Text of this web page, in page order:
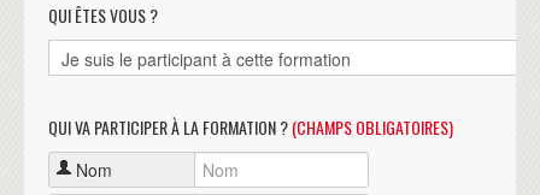
QUI ÊTES VOUS ?
QUI VA PARTICIPER À LA FORMATION ?(CHAMPS OBLIGATOIRES)
Nom